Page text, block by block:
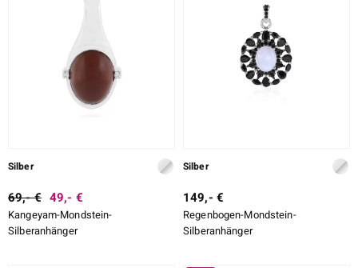
Silber
69,- € 49,- €
Kangeyam-Mondstein-
Silberanhänger
Silber
149,- €
Regenbogen-Mondstein-
Silberanhänger